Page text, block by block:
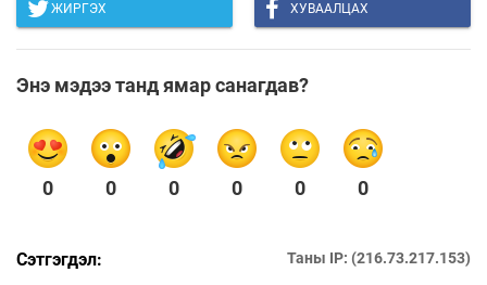
ЖИРГЭХ ХУВААЛЦАХ
Энэ мэдээ танд ямар санагдав?
0 0 0 0 0 0
Сэтгэгдэл: Таны IP: (216.73.217.153)